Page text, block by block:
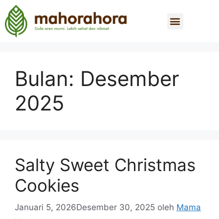
Bulan: Desember
2025
Salty Sweet Christmas
Cookies
Januari 5, 2026Desember 30, 2025 oleh Mama